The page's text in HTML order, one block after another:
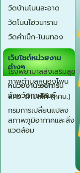
วัดบ้านโนนสะอาด
วัดโนนไฮวนาราม
วัดคำเม็ก-โนนทอง
เว็บไซต์หน่วยงาน
ต่างๆ
โรงพยาบาลส่งเสริมสุข
ภาพตำบลหนองโพน
สกร. ตำบลไผ่ (กศน.)
หน่วยงาน อปท. ใน
จังหวัดกาฬสินธุ์
หน่วยงานราชการ
จังหวัดกาฬสินธุ์
กรมการเปลี่ยนแปลง
สภาพภูมิอากาศและสิ่ง
แวดล้อม